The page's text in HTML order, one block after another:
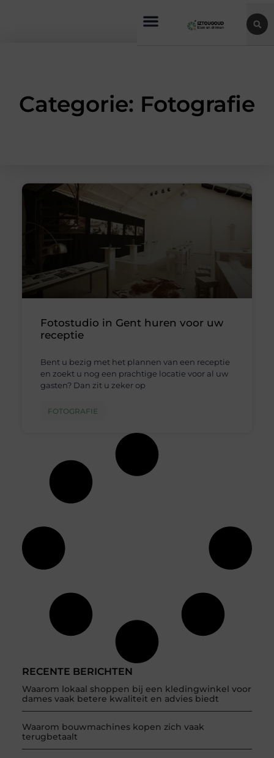
Categorie: Fotografie
RECENTE BERICHTEN
Waarom lokaal shoppen bij een kledingwinkel voor
dames vaak betere kwaliteit en advies biedt
Waarom bouwmachines kopen zich vaak
terugbetaalt
Fotostudio in Gent huren voor uw
receptie
Bent u bezig met het plannen van een receptie
en zoekt u nog een prachtige locatie voor al uw
gasten? Dan zit u zeker op
FOTOGRAFIE